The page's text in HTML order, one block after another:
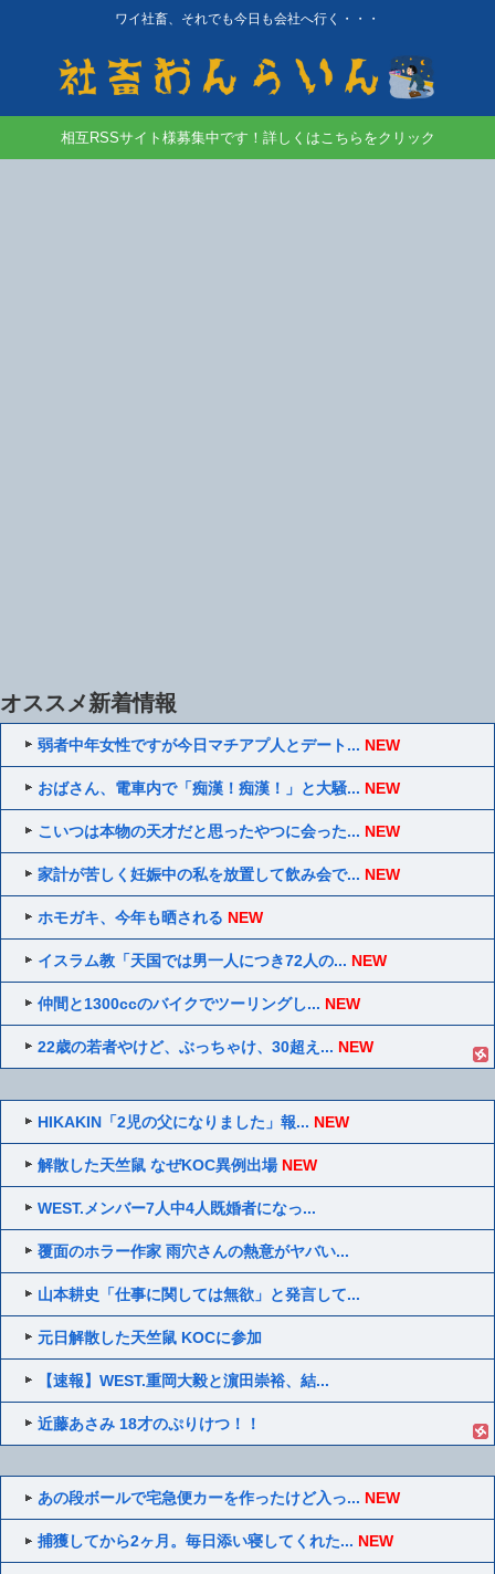
ワイ社畜、それでも今日も会社へ行く・・・
相互RSSサイト様募集中です！詳しくはこちらをクリック
オススメ新着情報
弱者中年女性ですが今日マチアプ人とデート... NEW
おばさん、電車内で「痴漢！痴漢！」と大騒... NEW
こいつは本物の天才だと思ったやつに会った... NEW
家計が苦しく妊娠中の私を放置して飲み会で... NEW
ホモガキ、今年も晒される NEW
イスラム教「天国では男一人につき72人の... NEW
仲間と1300ccのバイクでツーリングし... NEW
22歳の若者やけど、ぶっちゃけ、30超え... NEW
HIKAKIN「2児の父になりました」報... NEW
解散した天竺鼠 なぜKOC異例出場 NEW
WEST.メンバー7人中4人既婚者になっ...
覆面のホラー作家 雨穴さんの熱意がヤバい...
山本耕史「仕事に関しては無欲」と発言して...
元日解散した天竺鼠 KOCに参加
【速報】WEST.重岡大毅と濵田崇裕、結...
近藤あさみ 18才のぷりけつ！！
あの段ボールで宅急便カーを作ったけど入っ... NEW
捕獲してから2ヶ月。毎日添い寝してくれた... NEW